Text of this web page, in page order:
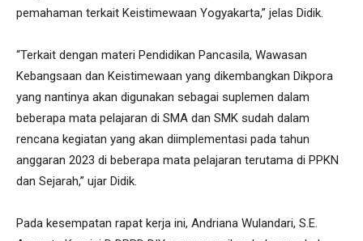
pemahaman terkait Keistimewaan Yogyakarta,” jelas Didik.
“Terkait dengan materi Pendidikan Pancasila, Wawasan
Kebangsaan dan Keistimewaan yang dikembangkan Dikpora
yang nantinya akan digunakan sebagai suplemen dalam
beberapa mata pelajaran di SMA dan SMK sudah dalam
rencana kegiatan yang akan diimplementasi pada tahun
anggaran 2023 di beberapa mata pelajaran terutama di PPKN
dan Sejarah,” ujar Didik.
Pada kesempatan rapat kerja ini, Andriana Wulandari, S.E.